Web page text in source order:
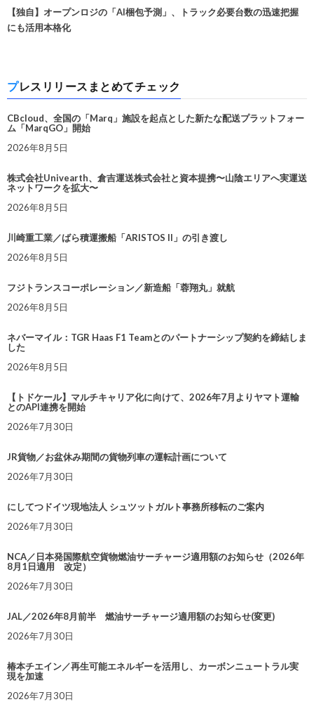
【独自】オープンロジの「AI梱包予測」、トラック必要台数の迅速把握
にも活用本格化
プレスリリースまとめてチェック
CBcloud、全国の「Marq」施設を起点とした新たな配送プラットフォー
ム「MarqGO」開始
2026年8月5日
株式会社Univearth、倉吉運送株式会社と資本提携〜山陰エリアへ実運送
ネットワークを拡大〜
2026年8月5日
川崎重工業／ばら積運搬船「ARISTOS II」の引き渡し
2026年8月5日
フジトランスコーポレーション／新造船「蓉翔丸」就航
2026年8月5日
ネバーマイル：TGR Haas F1 Teamとのパートナーシップ契約を締結しま
した
2026年8月5日
【トドケール】マルチキャリア化に向けて、2026年7月よりヤマト運輸
とのAPI連携を開始
2026年7月30日
JR貨物／お盆休み期間の貨物列車の運転計画について
2026年7月30日
にしてつドイツ現地法人 シュツットガルト事務所移転のご案内
2026年7月30日
NCA／日本発国際航空貨物燃油サーチャージ適用額のお知らせ（2026年
8月1日適用 改定）
2026年7月30日
JAL／2026年8月前半 燃油サーチャージ適用額のお知らせ(変更)
2026年7月30日
椿本チエイン／再生可能エネルギーを活用し、カーボンニュートラル実
現を加速
2026年7月30日